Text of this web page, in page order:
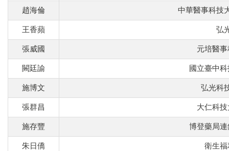
趙海倫 中華醫事科技
王香蘋 弘
張威國 元培醫
闕廷諭 國立臺中
施博文 弘光科
張群昌 大仁科
施存豐 博登藥局
朱日僑 衛生